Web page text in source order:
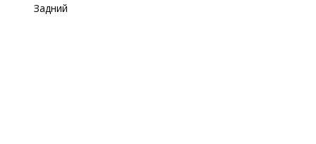
Задний